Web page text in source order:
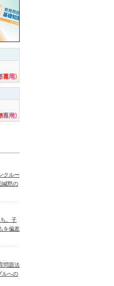
クルー
緘黙の
、子
を偏差
問題法
ルへの